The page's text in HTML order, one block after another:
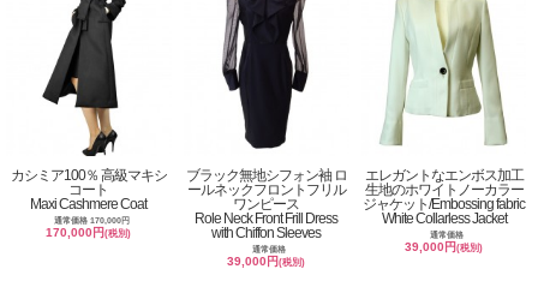
カシミア100％ 高級マキシ
コート
Maxi Cashmere Coat
通常価格 170,000円
170,000円(税別)
ブラック無地シフォン袖 ロ
ールネックフロントフリル
ワンピース
Role Neck Front Frill Dress
with Chiffon Sleeves
通常価格
39,000円(税別)
エレガントなエンボス加工
生地のホワイトノーカラー
ジャケット/Embossing fabric
White Collarless Jacket
通常価格
39,000円(税別)